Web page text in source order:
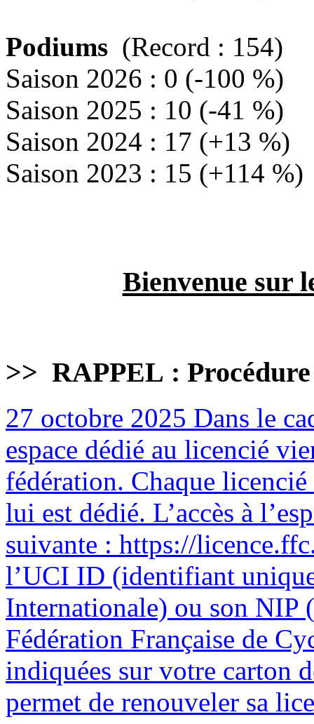
Podiums (Record : 154)
Saison 2026 : 0 (-100 %)
Saison 2025 : 10 (-41 %)
Saison 2024 : 17 (+13 %)
Saison 2023 : 15 (+114 %)
Bienvenue sur
>> RAPPEL :
27 octobre 2025 Dans le
espace dédié au licencié
fédération. Chaque
lui est dédié. L’accès à
suivante : https://
l’UCI ID (identifiant
Internationale) ou son NIP
Fédération Française de
indiquées sur votre carton
permet de renouveler sa